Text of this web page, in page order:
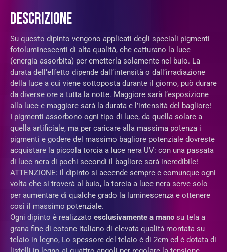
DESCRIZIONE
Su questo dipinto vengono applicati degli speciali pigmenti
fotoluminescenti di alta qualità, che catturano la luce
(energia assorbita) per emetterla solamente nel buio. La
durata dell’effetto dipende dall’intensità o dall’irradiazione
della luce a cui viene sottoposta durante il giorno, può durare
da diverse ore a tutta la notte. Maggiore sarà l’esposizione
alla luce e maggiore sarà la durata e l’intensità del bagliore!
I pigmenti assorbono ogni tipo di luce, da quella solare a
quella artificiale, ma per caricare alla massima potenza i
pigmenti e godere del massimo bagliore potenziale dovreste
acquistare la piccola torcia a luce nera UV: con una passata
di luce nera di pochi secondi il bagliore sarà incredibile!
ATTENZIONE: il dipinto si accende sempre e comunque ogni
volta che si troverà al buio, la torcia a luce nera serve solo
per aumentare di qualche grado la luminescenza e ottenere
così il massimo potenziale.
Ogni dipinto è realizzato esclusivamente a mano su tela a
grana fine di cotone italiano di elevata qualità montata su
telaio in legno, Lo spessore del telaio è di 2cm ed è dotata di